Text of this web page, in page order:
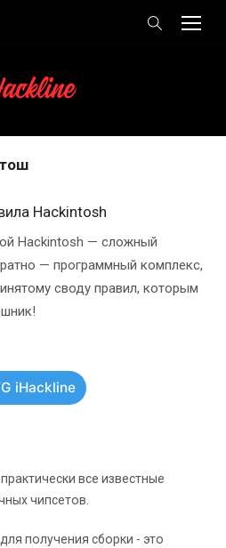
Hackintosh
Hackintosh — сложный
— программный комплекс,
своду правил, которым
iHackline
все известные
чипсетов.
получения сборки - это